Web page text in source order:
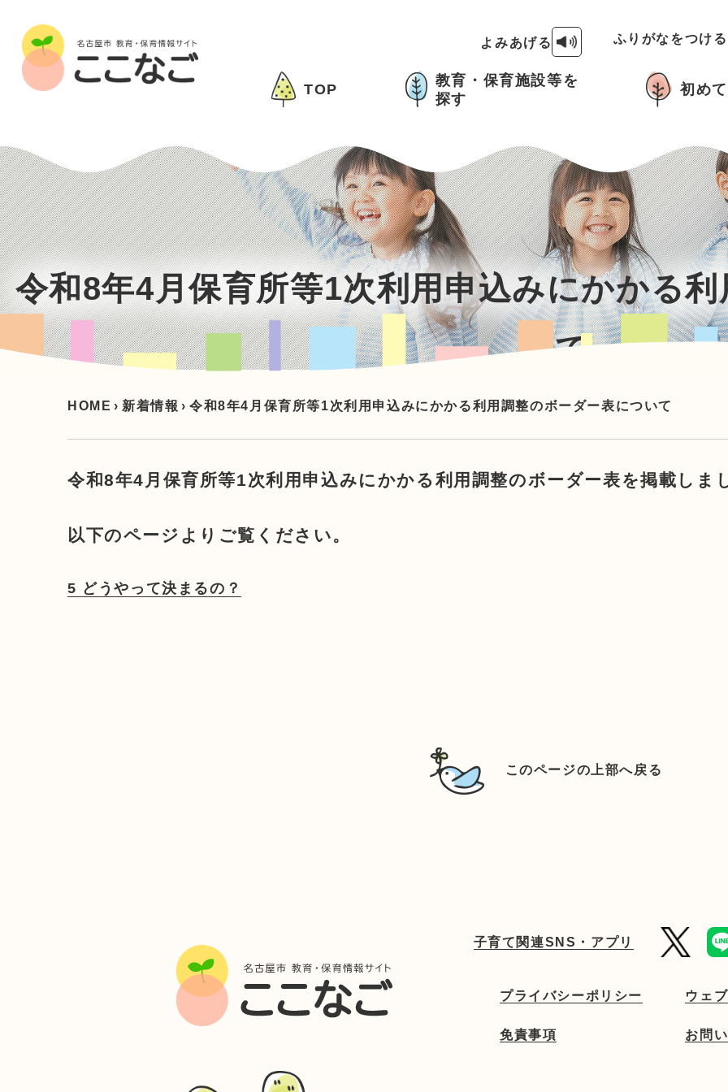
よみあげる ふりがなをつけ
TOP
教育・保育施設等を
探す
初め
令和8年4月保育所等1次利用申込みにかかる
いて
HOME › 新着情報 › 令和8年4月保育所等1次利用申込みにかかる利用調整のボーダー表について
令和8年4月保育所等1次利用申込みにかかる利用調整のボーダー表を掲載しま
以下のページよりご覧ください。
5 どうやって決まるの？
このページの上部へ戻る
子育て関連SNS・アプリ
プライバシーポリシー
免責事項
ウェ
お問